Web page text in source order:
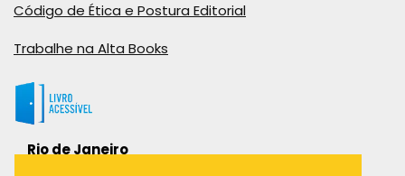
Código de Ética e Postura Editorial
Trabalhe na Alta Books
Rio de Janeiro